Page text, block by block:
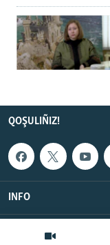
QOŞULIÑIZ!
INFO